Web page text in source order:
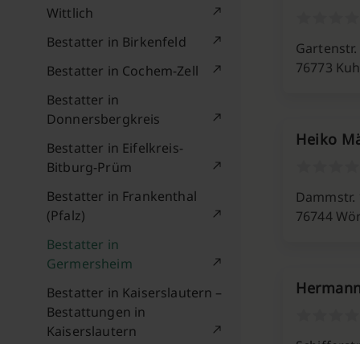
Wittlich
Bestatter in Birkenfeld
Bestatter in Cochem-Zell
Bestatter in
Donnersbergkreis
Bestatter in Eifelkreis-
Bitburg-Prüm
Bestatter in Frankenthal
(Pfalz)
Bestatter in
Germersheim
Bestatter in Kaiserslautern –
Bestattungen in
Kaiserslautern
Gartenstr.
76773
Heiko
Dammstr.
76744